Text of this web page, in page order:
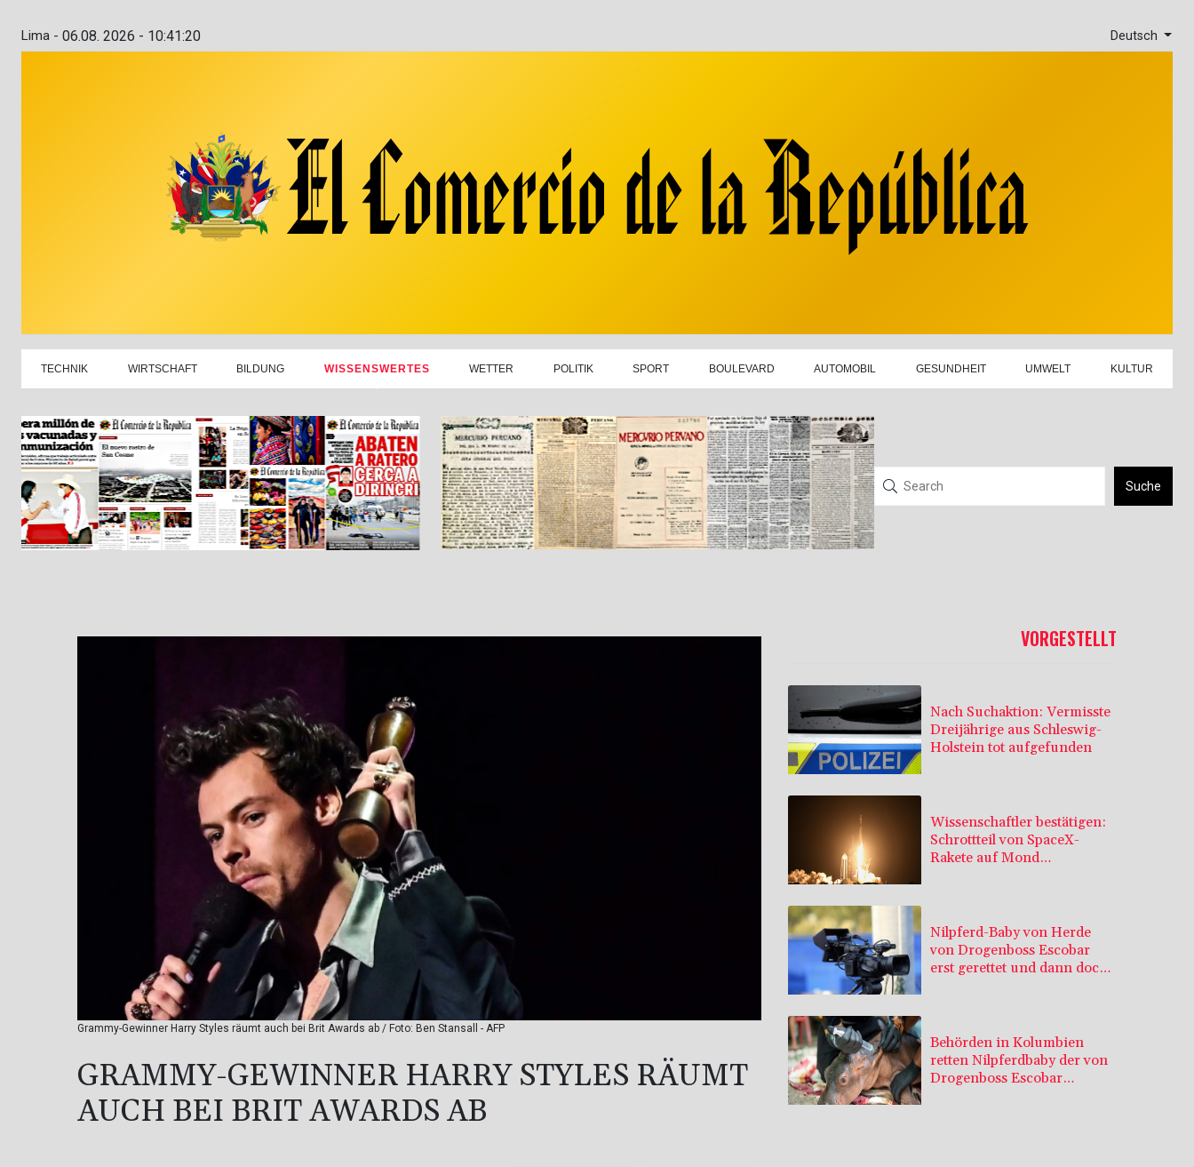
Lima - 06.08. 2026 - 10:41:21 Deutsch
TECHNIK WIRTSCHAFT BILDUNG WISSENSWERTES WETTER POLITIK SPORT BOULEVARD AUTOMOBIL GESUNDHEIT UMWELT KULTUR
Suche
Grammy-Gewinner Harry Styles räumt auch bei Brit Awards ab / Foto: Ben Stansall - AFP
GRAMMY-GEWINNER HARRY STYLES RÄUMT
AUCH BEI BRIT AWARDS AB
VORGESTELLT
Nach Suchaktion: Vermisste
Dreijährige aus Schleswig-
Holstein tot aufgefunden
Wissenschaftler bestätigen:
Schrottteil von SpaceX-
Rakete auf Mond
Nilpferd-Baby von Herde
von Drogenboss Escobar
erst gerettet und dann doch
Behörden in Kolumbien
retten Nilpferdbaby der von
Drogenboss Escobar